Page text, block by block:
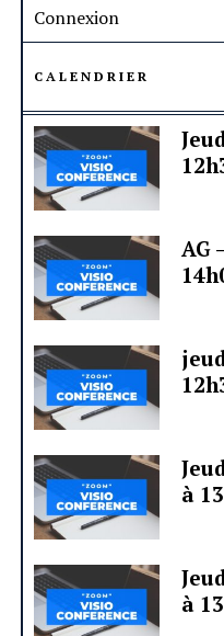
Connexion
CALENDRIER
AG
à
à